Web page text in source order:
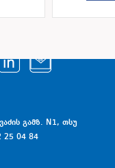
გამზ. N1, თსუ
25 04 84